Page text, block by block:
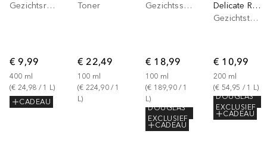
Gezichtsreinigingsschuim
€ 9,99
400 ml
(€ 24,98 / 1 L)
CADEAU
Toner
€ 22,49
100 ml
(€ 224,90 / 1
L)
Gezichtsspray
€ 18,99
100 ml
(€ 189,90 / 1
L)
DOUGLAS
EXCLUSIEF
CADEAU
Delicate Rose Gentle Toner
Gezichtstoner
€ 10,99
200 ml
(€ 54,95 / 1 L)
DOUGLAS
EXCLUSIEF
CADEAU